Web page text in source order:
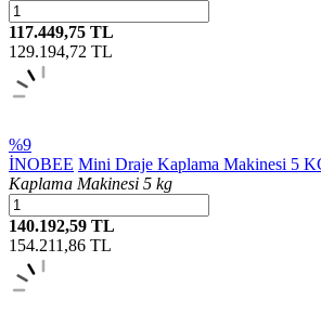
117.449,75 TL
129.194,72 TL
%9
İNOBEE Mini Draje Kaplama Makinesi 5
Kaplama Makinesi 5 kg
140.192,59 TL
154.211,86 TL